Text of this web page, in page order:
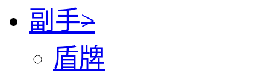
副手>
盾牌